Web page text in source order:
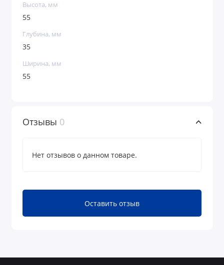
Высота, мм
55
Глубина, мм
35
Ширина, мм
55
Отзывы 0
Нет отзывов о данном товаре.
Оставить отзыв